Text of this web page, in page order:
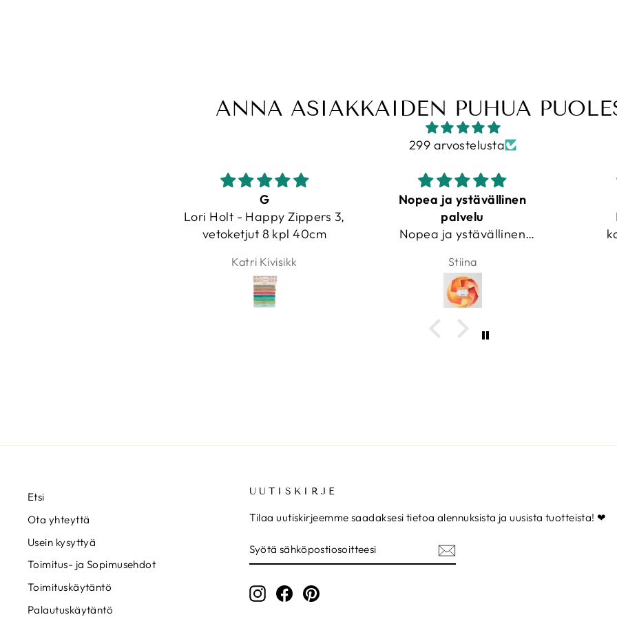
ANNA ASIAKKAIDEN PUHUA
299 arvostelusta
Lori Holt - Happy Zippers 3,
vetoketjut 8 kpl 40cm
Nopea ja ystävällinen
Nopea ja ystävällinen
laadukkaita ja vaihtoehtoja
Hyödyllinen
Etsi
Ota yhteyttä
Usein kysyttyä
Toimitus- ja Sopimusehdot
Toimituskäytäntö
Palautuskäytäntö
UUTISKIRJE
Tilaa uutiskirjeemme saadaksesi tietoa alennuksista ja uusista tuotteista! ❤
SÄHKÖPOSTIOSOITTEESI
Instagram
FacebookPinterest